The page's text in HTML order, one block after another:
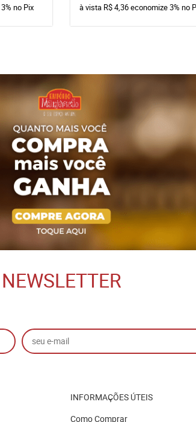
3% no Pix à vista R$ 4,36economize3% no
NEWSLETTER
INFORMAÇÕES ÚTEIS
Como Comprar